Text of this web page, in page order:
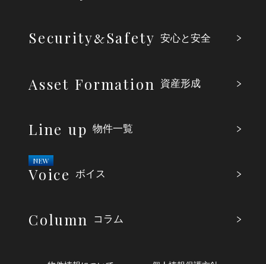
Security&Safety 安心と安全
Asset Formation 資産形成
Line up 物件一覧
Voice ボイス
Column コラム